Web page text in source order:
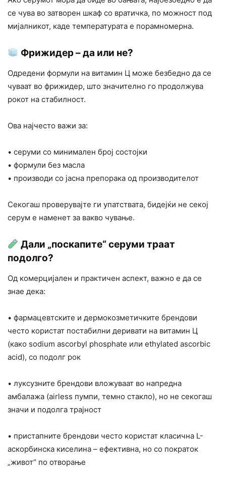
се чува во затворен шкаф со вратичка, по можност под
мијалникот, каде температурата е порамномерна.
Фрижидер – да или не?
Одредени формули на витамин Ц може безбедно да се
чуваат во фрижидер, што значително го продолжува
рокот на стабилност.
Ова најчесто важи за:
• серуми со минимален број состојки
• формули без масла
• производи со јасна препорака од производителот
Секогаш проверувајте ги упатствата, бидејќи не секој
серум е наменет за вакво чување.
Дали „поскапите“ серуми траат
подолго?
Од комерцијален и практичен аспект, важно е да се
знае дека:
• фармацевтските и дермокозметичките брендови
често користат постабилни деривати на витамин Ц
(како sodium ascorbyl phosphate или ethylated ascorbic
acid), со подолг рок
• луксузните брендови вложуваат во напредна
амбалажа (airless пумпи, темно стакло), но не секогаш
значи и подолга трајност
• пристапните брендови често користат класична L-
аскорбинска киселина – ефективна, но со пократок
„живот“ по отворање